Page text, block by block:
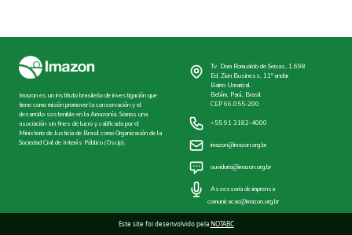
Imazon es un instituto brasileño de investigación que
tiene como misión promover la conservación y el
desarrollo sostenible en la Amazonía. Somos una
asociación sin fines de lucro y calificada por el
Ministerio de Justicia de Brasil como Organización de la
Sociedad Civil de Interés Público (Oscip).
Tv. Dom Romualdo de Seixas, 1.698
Ed. Zion Business, 11º andar
Bairro Umarizal
Belém, Pará, Brasil
CEP 66.055-200
+55 91 3182-4000
imazon@imazon.org.br
ouvidoria@imazon.org.br
Assessoria de imprensa
comunicacao@imazon.org.br
Este site foi desenvolvido pelaNOTABC